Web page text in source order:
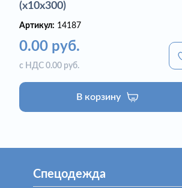
(х10х300)
Артикул: 14187
0.00 руб.
с НДС 0.00 руб.
В корзину
Спецодежда